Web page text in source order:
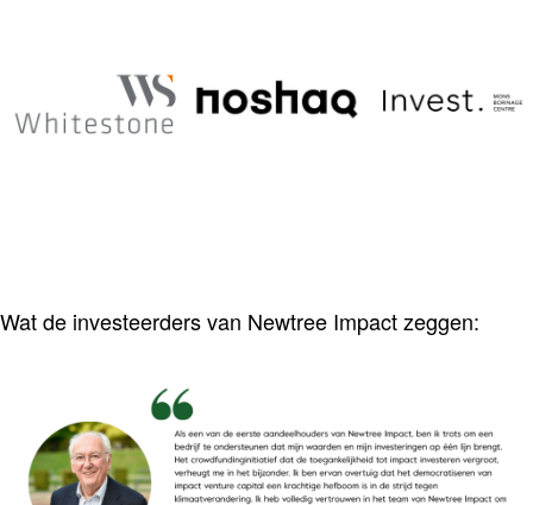
Wat de investeerders van Newtree Impact zeggen: